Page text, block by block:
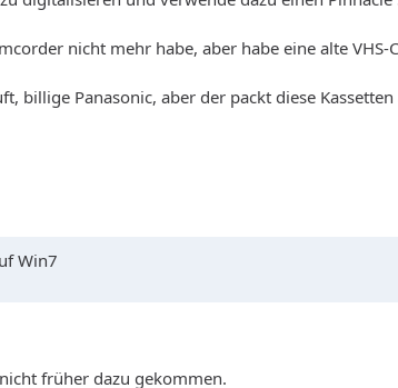
nicht mehr habe, aber habe eine alte
billige Panasonic, aber der packt diese
Win7
früher dazu gekommen.